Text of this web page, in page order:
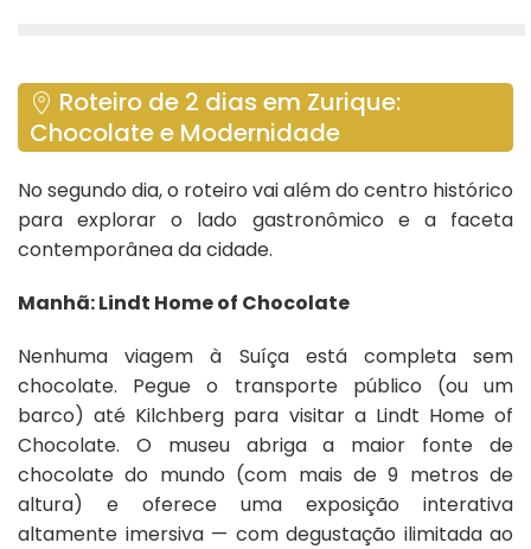
Roteiro de 2 dias em Zurique:
Chocolate e Modernidade
No segundo dia, o roteiro vai além do centro histórico
para explorar o lado gastronômico e a faceta
contemporânea da cidade.
Manhã: Lindt Home of Chocolate
Nenhuma viagem à Suíça está completa sem
chocolate. Pegue o transporte público (ou um
barco) até Kilchberg para visitar a Lindt Home of
Chocolate. O museu abriga a maior fonte de
chocolate do mundo (com mais de 9 metros de
altura) e oferece uma exposição interativa
altamente imersiva — com degustação ilimitada ao